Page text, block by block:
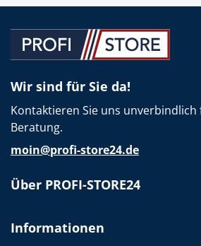
Wir sind für Sie da!
Kontaktieren Sie uns
Beratung.
moin@profi-store24.de
Über PROFI-STORE24
Informationen